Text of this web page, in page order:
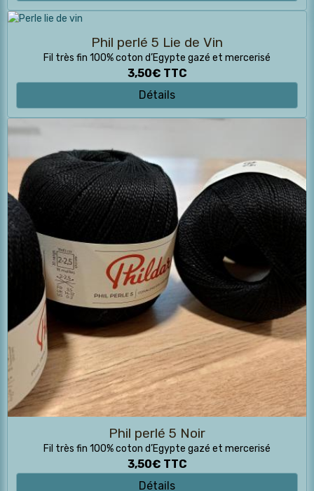
Phil perlé 5 Lie de Vin
Fil très fin 100% coton d’Egypte gazé et mercerisé
3,50€ TTC
Détails
Phil perlé 5 Noir
Fil très fin 100% coton d’Egypte gazé et mercerisé
3,50€ TTC
Détails